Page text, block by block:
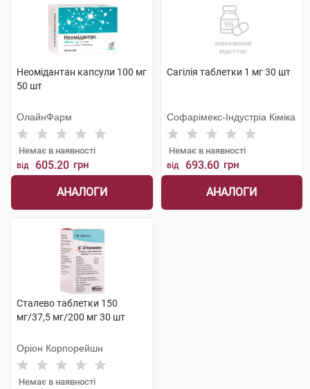
Неомідантан капсули 100 мг
50 шт
ОлайнФарм
Немає в наявності
від 605.20 грн
АНАЛОГИ
Сагілія таблетки 1 мг 30 шт
Софарімекс-Індустріа Кіміка
Немає в наявності
від 693.60 грн
АНАЛОГИ
Сталево таблетки 150
мг/37,5 мг/200 мг 30 шт
Оріон Корпорейшн
Немає в наявності